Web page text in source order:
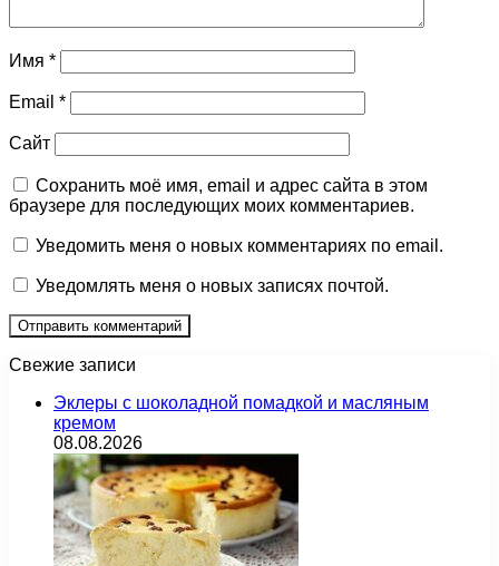
Имя *
Email *
Сайт
Сохранить моё имя, email и адрес сайта в этом
браузере для последующих моих комментариев.
Уведомить меня о новых комментариях по email.
Уведомлять меня о новых записях почтой.
Свежие записи
Эклеры с шоколадной помадкой и масляным
кремом
08.08.2026